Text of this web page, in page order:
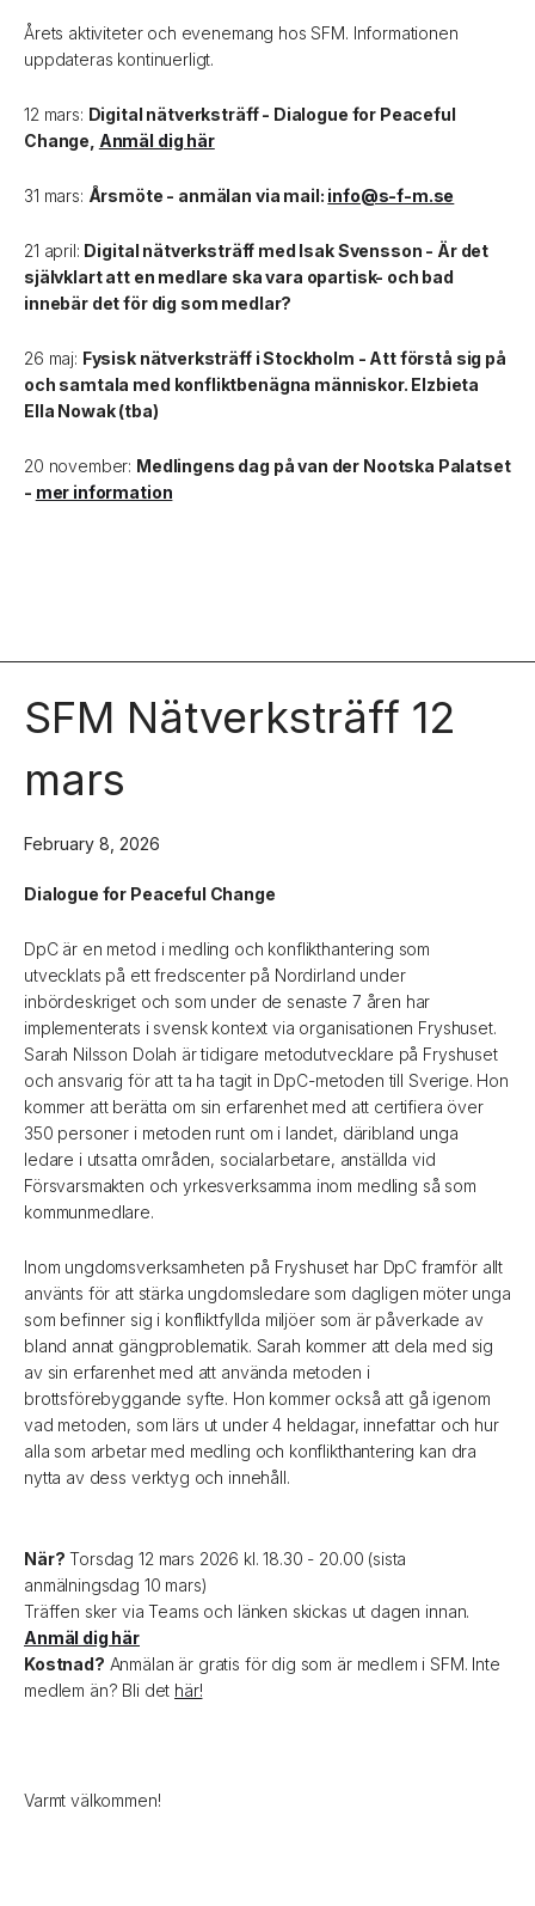
Årets aktiviteter och evenemang hos SFM. Informationen
uppdateras kontinuerligt.
12 mars: Digital nätverksträff - Dialogue for Peaceful
Change, Anmäl dig här
31 mars: Årsmöte - anmälan via mail: info@s-f-m.se
21 april: Digital nätverksträff med Isak Svensson - Är det
självklart att en medlare ska vara opartisk- och bad
innebär det för dig som medlar?
26 maj: Fysisk nätverksträff i Stockholm - Att förstå sig på
och samtala med konfliktbenägna människor. Elzbieta
Ella Nowak (tba)
20 november: Medlingens dag på van der Nootska Palatset
- mer information
SFM Nätverksträff 12
mars
February 8, 2026
Dialogue for Peaceful Change
DpC är en metod i medling och konflikthantering som
utvecklats på ett fredscenter på Nordirland under
inbördeskriget och som under de senaste 7 åren har
implementerats i svensk kontext via organisationen Fryshuset.
Sarah Nilsson Dolah är tidigare metodutvecklare på Fryshuset
och ansvarig för att ta ha tagit in DpC-metoden till Sverige. Hon
kommer att berätta om sin erfarenhet med att certifiera över
350 personer i metoden runt om i landet, däribland unga
ledare i utsatta områden, socialarbetare, anställda vid
Försvarsmakten och yrkesverksamma inom medling så som
kommunmedlare.
Inom ungdomsverksamheten på Fryshuset har DpC framför allt
använts för att stärka ungdomsledare som dagligen möter unga
som befinner sig i konfliktfyllda miljöer som är påverkade av
bland annat gängproblematik. Sarah kommer att dela med sig
av sin erfarenhet med att använda metoden i
brottsförebyggande syfte. Hon kommer också att gå igenom
vad metoden, som lärs ut under 4 heldagar, innefattar och hur
alla som arbetar med medling och konflikthantering kan dra
nytta av dess verktyg och innehåll.
När? Torsdag 12 mars 2026 kl. 18.30 - 20.00 (sista
anmälningsdag 10 mars)
Träffen sker via Teams och länken skickas ut dagen innan.
Anmäl dig här
Kostnad? Anmälan är gratis för dig som är medlem i SFM. Inte
medlem än? Bli det här!
Varmt välkommen!